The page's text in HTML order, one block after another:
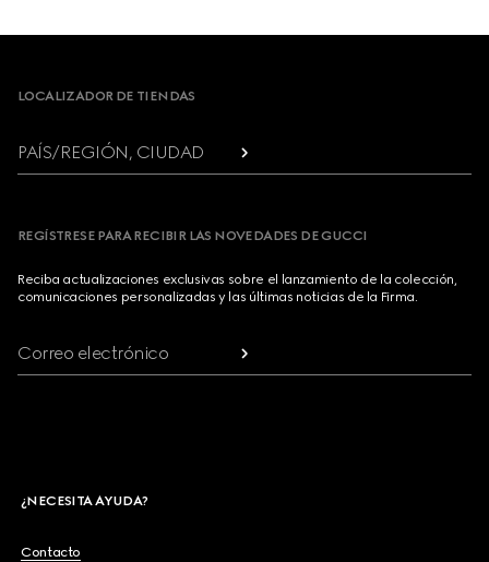
Footer
LOCALIZADOR DE TIENDAS
PAÍS/REGIÓN, CIUDAD
REGÍSTRESE PARA RECIBIR LAS NOVEDADES DE GUCCI
Reciba actualizaciones exclusivas sobre el lanzamiento de la colección,
comunicaciones personalizadas y las últimas noticias de la Firma.
Correo electrónico
¿NECESITA AYUDA?
Contacto